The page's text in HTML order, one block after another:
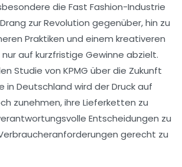
die Fast Fashion-Industrie
zurRevolution gegenüber, hin zu
Praktiken und einem kreativeren
auf kurzfristige Gewinne abzielt.
Studie von KPMG über die Zukunft
in Deutschland wird der Druck auf
zunehmen, ihre Lieferketten zu
Entscheidungen zu
gerecht zu